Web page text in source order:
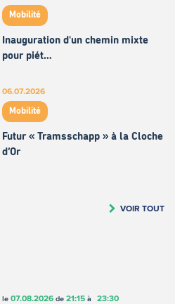
Mobilité
Inauguration d'un chemin mixte
pour piét…
06.07.2026
Mobilité
Futur « Tramsschapp » à la Cloche
d’Or
VOIR TOUT
le 07.08.2026de 21:15à 23:30